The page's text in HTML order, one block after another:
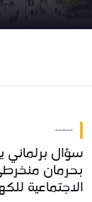
-----
سؤال
بحرمان
الاجتماعية